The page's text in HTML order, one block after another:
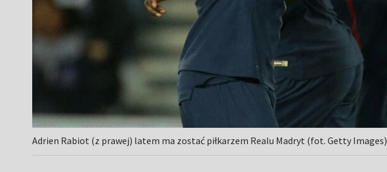
Adrien Rabiot (z prawej) latem ma zostać piłkarzem Realu Madryt (fot. Getty Images)